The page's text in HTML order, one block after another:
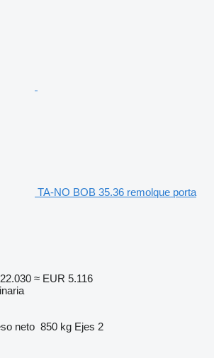
TA-NO BOB 35.36 remolque porta
≈ EUR 5.116
neto 850 kg Ejes 2